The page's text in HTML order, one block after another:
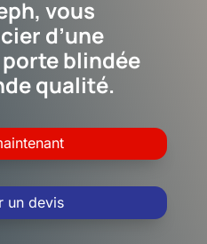
vous
d’une
blindée
qualité.
un devis